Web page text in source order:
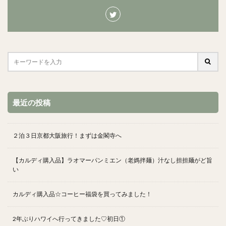
最近の投稿
２泊３日京都大阪旅行！まずは金閣寺へ
【カルディ購入品】ラオマーパンミエン（老媽拌麺）汁なし担担麺がど旨
い
カルディ購入品☆コーヒー福袋を買ってみました！
2年ぶりハワイへ行ってきました♡初日①